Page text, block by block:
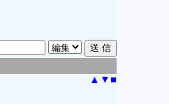
▲ ▼ ■